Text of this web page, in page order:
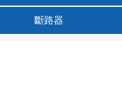
斷路器